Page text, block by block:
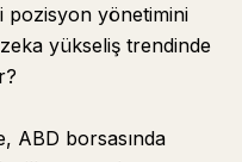
pozisyon yönetimini
yükseliş trendinde
ABD borsasında